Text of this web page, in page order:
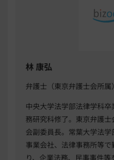
林 康弘
弁護士（東京弁護士会所
中央大学法学部法律学科
務研究科修了。東京弁護
会副委員長。常葉大学法
事業会社、法律事務所等
り、企業法務、民事事件等